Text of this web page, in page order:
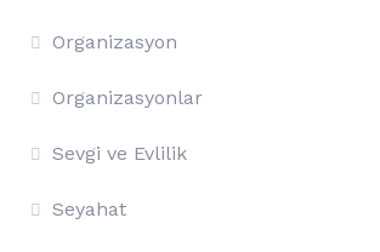
Organizasyon
Organizasyonlar
Sevgi ve Evlilik
Seyahat